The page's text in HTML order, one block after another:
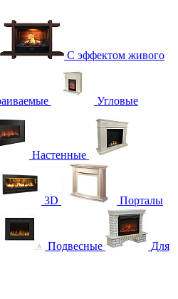
С эффектом живого
Угловые
Настенные
3D Порталы
Подвесные
Для